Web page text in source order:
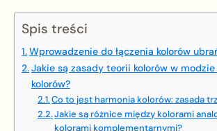
Spis treści
Wprowadzenie do łączenia kolorów
Jakie są zasady teorii kolorów w modzie
kolorów?
Co to jest harmonia kolorów: zasada
Jakie są różnice między kolorami
kolorami komplementarnymi?